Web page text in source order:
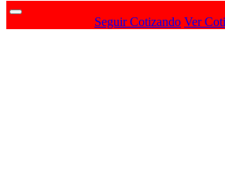
Seguir Cotizando Ver